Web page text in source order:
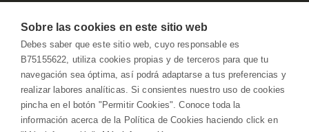
Sobre las cookies en este sitio web
Debes saber que este sitio web, cuyo responsable es
B75155622, utiliza cookies propias y de terceros para que tu
navegación sea óptima, así podrá adaptarse a tus preferencias y
realizar labores analíticas. Si consientes nuestro uso de cookies
pincha en el botón "Permitir Cookies". Conoce toda la
información acerca de la Política de Cookies haciendo click en